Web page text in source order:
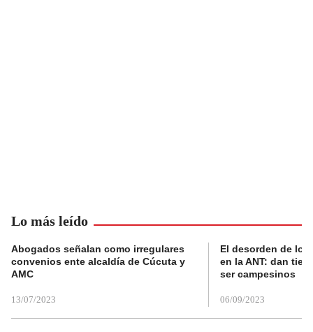
Lo más leído
Abogados señalan como irregulares
convenios ente alcaldía de Cúcuta y
AMC
13/07/2023
El desorden de
en la ANT: dan
ser campesinos
06/09/2023